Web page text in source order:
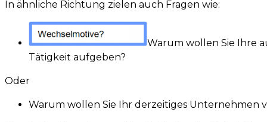
In ähnliche Richtung zielen auch Fragen wie:
Warum wollen Sie Ihre
Tätigkeit aufgeben?
Oder
Warum wollen Sie Ihr derzeitiges Unternehmen